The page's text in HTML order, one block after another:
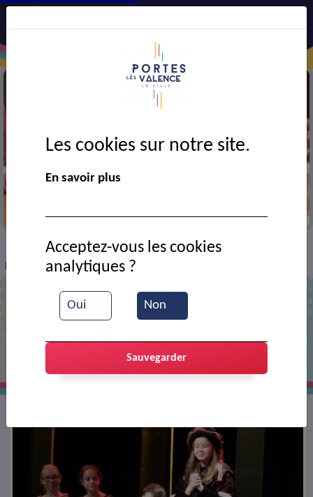
> VIE MUNICIPALE > Ressources documentaires
Festival AJT 2017
Les cookies sur notre site.
En savoir plus
Oui Non
Acceptez-vous les cookies
analytiques ?
Sauvegarder